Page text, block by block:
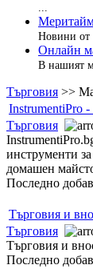
Новини от
Онлайн
В нашият
Търговия >>
InstrumentiPro -
Търговия
инструменти
домашен
Последно
Търговия и
Търговия
Търговия и
Последно